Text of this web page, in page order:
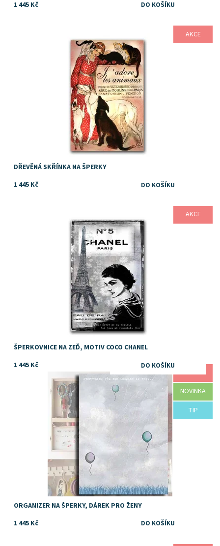
1 445 Kč
AKCE
DŘEVĚNÁ SKŘÍNKA NA ŠPERKY
1 445 Kč
AKCE
ŠPERKOVNICE NA ZEĎ, MOTIV COCO CHANEL
1 445 Kč
AKCE
NOVINKA
TIP
Skladem
ORGANIZER NA ŠPERKY, DÁREK PRO ŽENY
1 445 Kč